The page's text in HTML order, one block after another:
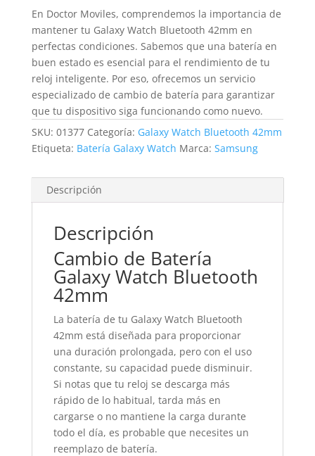
En Doctor Moviles, comprendemos la importancia de
mantener tu Galaxy Watch Bluetooth 42mm en
perfectas condiciones. Sabemos que una batería en
buen estado es esencial para el rendimiento de tu
reloj inteligente. Por eso, ofrecemos un servicio
especializado de cambio de batería para garantizar
que tu dispositivo siga funcionando como nuevo.
SKU: 01377 Categoría: Galaxy Watch Bluetooth 42mm
Etiqueta: Batería Galaxy Watch Marca: Samsung
Descripción
Descripción
Cambio de Batería
Galaxy Watch Bluetooth
42mm
La batería de tu Galaxy Watch Bluetooth
42mm está diseñada para proporcionar
una duración prolongada, pero con el uso
constante, su capacidad puede disminuir.
Si notas que tu reloj se descarga más
rápido de lo habitual, tarda más en
cargarse o no mantiene la carga durante
todo el día, es probable que necesites un
reemplazo de batería.